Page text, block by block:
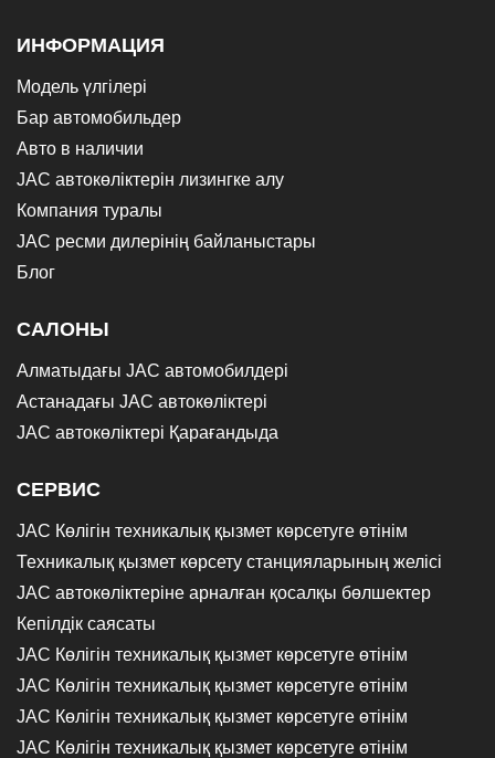
ИНФОРМАЦИЯ
Модель үлгілері
Бар автомобильдер
Авто в наличии
JAC автокөліктерін лизингке алу
Компания туралы
JAC ресми дилерінің байланыстары
Блог
САЛОНЫ
Алматыдағы JAC автомобилдері
Астанадағы JAC автокөліктері
JAC автокөліктері Қарағандыда
СЕРВИС
JAC Көлігін техникалық қызмет көрсетуге өтінім
Техникалық қызмет көрсету станцияларының желісі
JAC автокөліктеріне арналған қосалқы бөлшектер
Кепілдік саясаты
JAC Көлігін техникалық қызмет көрсетуге өтінім
JAC Көлігін техникалық қызмет көрсетуге өтінім
JAC Көлігін техникалық қызмет көрсетуге өтінім
JAC Көлігін техникалық қызмет көрсетуге өтінім